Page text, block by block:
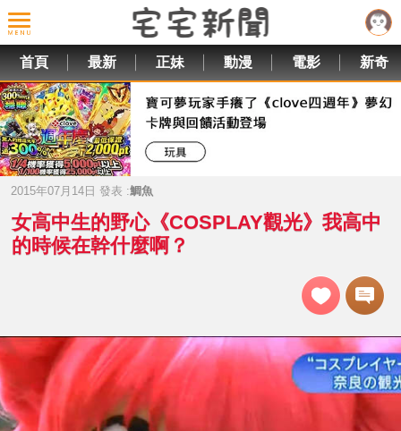
首頁 最新 正妹 動漫 電影 新奇
2015年07月14日 發表 :鯛魚
女高中生的野心《COSPLAY觀光》我高中
的時候在幹什麼啊？